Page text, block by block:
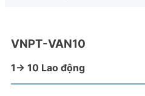
VNPT-VAN10
1-> 10 Lao động